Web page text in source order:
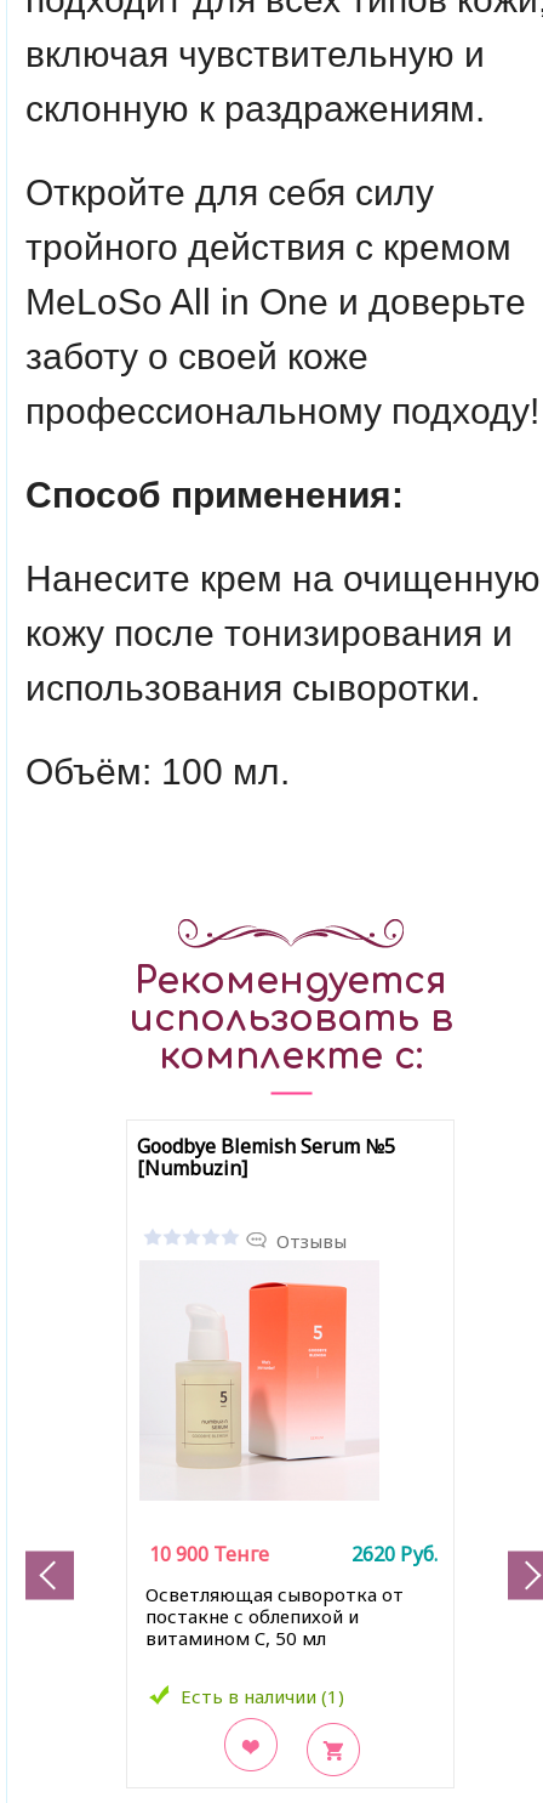
включая чувствительную и
склонную к раздражениям.
Откройте для себя силу
тройного действия с кремом
MeLoSo All in One и доверьте
заботу о своей коже
профессиональному подходу!
Способ применения:
Нанесите крем на очищенную
кожу после тонизирования и
использования сыворотки.
Объём: 100 мл.
Рекомендуется
использовать в
комплекте с:
Goodbye Blemish Serum №5
[Numbuzin]
Отзывы
Осветляющая сыворотка от
постакне с облепихой и
витамином C, 50 мл
Есть в наличии (1)
10 900 Тенге 2620 Руб.